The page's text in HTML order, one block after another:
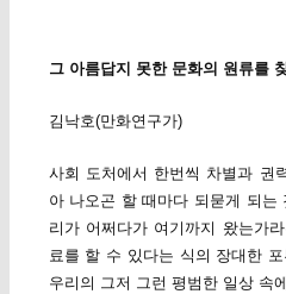
그 아름답지 못한 문화의 원류를
김낙호(만화연구가)
사회 도처에서 한번씩 차별과 권
아 나오곤 할 때마다 되묻게 되는
리가 어쩌다가 여기까지 왔는가
료를 할 수 있다는 식의 장대한
우리의 그저 그런 평범한 일상 속